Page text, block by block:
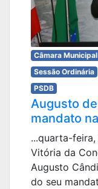
Câmara
Sessão Ordinária
PSDB
Augusto
mandato
...quarta-
Vitória da
Augusto
do seu